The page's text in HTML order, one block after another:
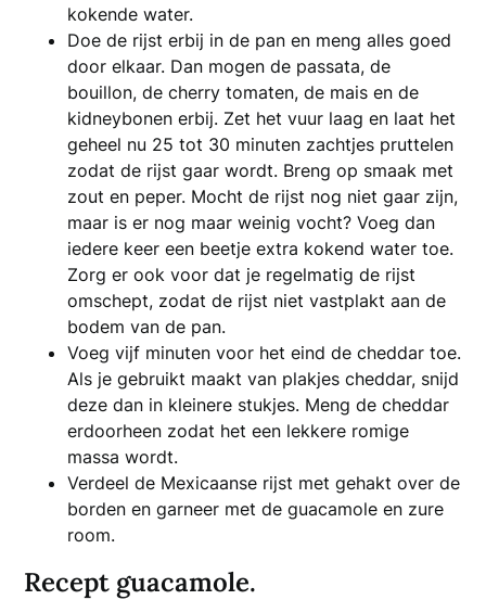
kokende water.
Doe de rijst erbij in de pan en meng alles goed
door elkaar. Dan mogen de passata, de
bouillon, de cherry tomaten, de mais en de
kidneybonen erbij. Zet het vuur laag en laat het
geheel nu 25 tot 30 minuten zachtjes pruttelen
zodat de rijst gaar wordt. Breng op smaak met
zout en peper. Mocht de rijst nog niet gaar zijn,
maar is er nog maar weinig vocht? Voeg dan
iedere keer een beetje extra kokend water toe.
Zorg er ook voor dat je regelmatig de rijst
omschept, zodat de rijst niet vastplakt aan de
bodem van de pan.
Voeg vijf minuten voor het eind de cheddar toe.
Als je gebruikt maakt van plakjes cheddar, snijd
deze dan in kleinere stukjes. Meng de cheddar
erdoorheen zodat het een lekkere romige
massa wordt.
Verdeel de Mexicaanse rijst met gehakt over de
borden en garneer met de guacamole en zure
room.
Recept guacamole.